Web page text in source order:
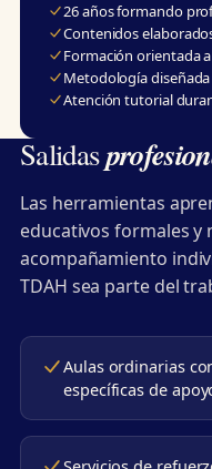
26 años formando
Contenidos
Formación orientada
Metodología
Atención tutorial
Salidas
Las herramientas
educativos formales y
acompañamiento
TDAH sea parte del
Aulas ordinarias
específicas de